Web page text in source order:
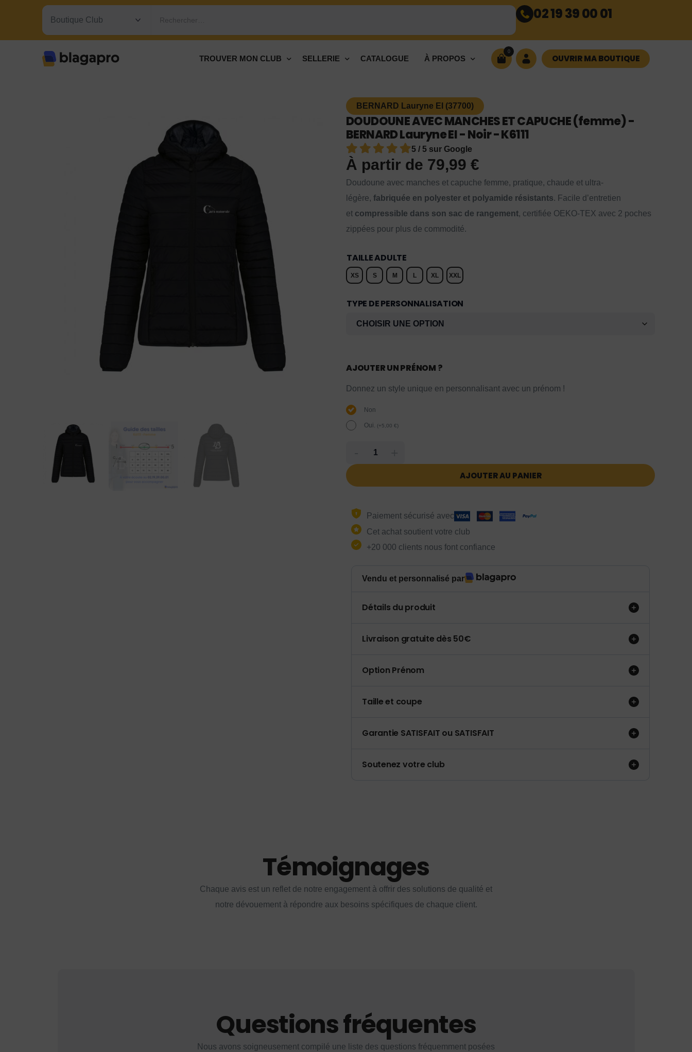
Rechercher… 02 19 39 00 01
TROUVER MON CLUB SELLERIE CATALOGUE À PROPOS
0
OUVRIR MA BOUTIQUE
BERNARD Lauryne EI (37700)
DOUDOUNE AVEC MANCHES ET CAPUCHE (femme) -
BERNARD Lauryne EI - Noir - K6111
5 / 5 sur Google
À partir de 79,99 €
Doudoune avec manches et capuche femme, pratique, chaude et ultra-
légère, fabriquée en polyester et polyamide résistants. Facile d’entretien
et compressible dans son sac de rangement, certifiée OEKO-TEX avec 2 poches
zippées pour plus de commodité.
TAILLE ADULTE
XS S M L XL XXL
TYPE DE PERSONNALISATION
AJOUTER UN PRÉNOM ?
Donnez un style unique en personnalisant avec un prénom !
Non
Oui. (+5,00 €)
AJOUTER AU PANIER
Paiement sécurisé avec
Cet achat soutient votre club
+20 000 clients nous font confiance
Vendu et personnalisé par
Détails du produit
Livraison gratuite dès 50€
Option Prénom
Taille et coupe
Garantie SATISFAIT ou SATISFAIT
Soutenez votre club
Témoignages
Chaque avis est un reflet de notre engagement à offrir des solutions de qualité et
notre dévouement à répondre aux besoins spécifiques de chaque client.
Questions fréquentes
Nous avons soigneusement compilé une liste des questions fréquemment posées